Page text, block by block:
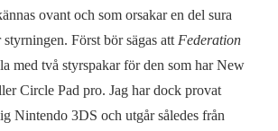
ovant och som orsakar en del sura
Först bör sägas att Federation
med två styrspakar för den som har New
Circle Pad pro. Jag har dock provat
Nintendo 3DS och utgår således från